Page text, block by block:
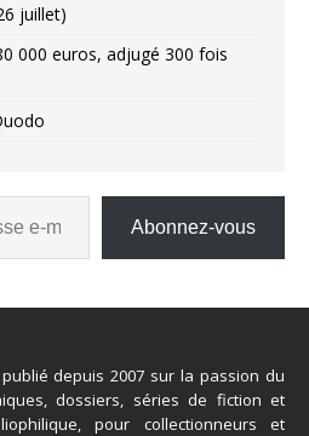
juillet)
000 euros, adjugé 300 fois
Abonnez-vous
depuis 2007 sur la passion du
dossiers, séries de fiction et
pour collectionneurs et